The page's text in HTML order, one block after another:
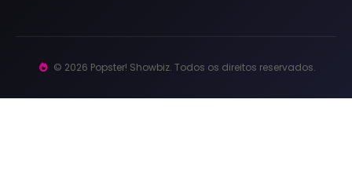
© 2026 Popster! Showbiz. Todos os direitos reservados.